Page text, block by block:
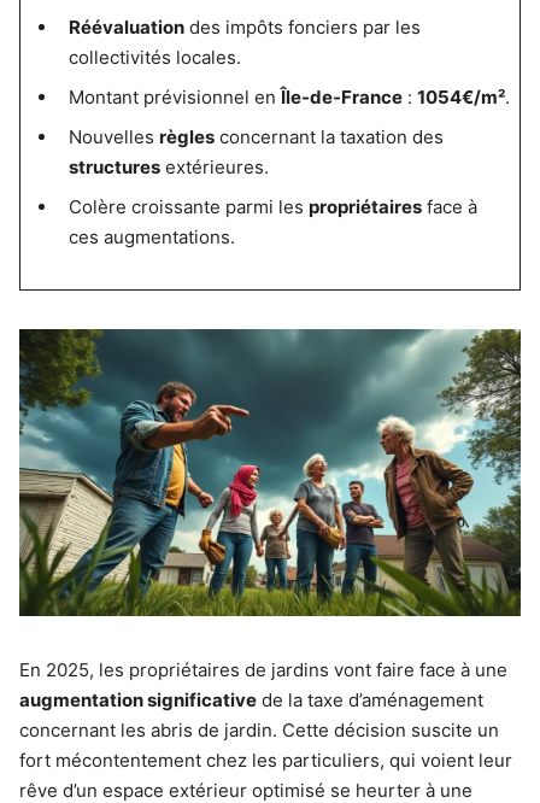
Réévaluationdes impôts fonciers par les
collectivités locales.
Montant prévisionnel enÎle-de-France: 1054€/m².
Nouvelles règlesconcernant la taxation des
structuresextérieures.
Colère croissante parmi les propriétairesface à
ces augmentations.
En 2025, les propriétaires de jardins vont faire face à une
augmentation significative de la taxe d’aménagement
concernant les abris de jardin. Cette décision suscite un
fort mécontentement chez les particuliers, qui voient leur
rêve d’un espace extérieur optimisé se heurter à une